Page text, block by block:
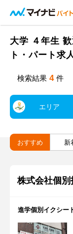
大学 ４年生
ト・パート求
検索結果 4 件
エリア
おすすめ 新
株式会社個別
進学個別イクシー